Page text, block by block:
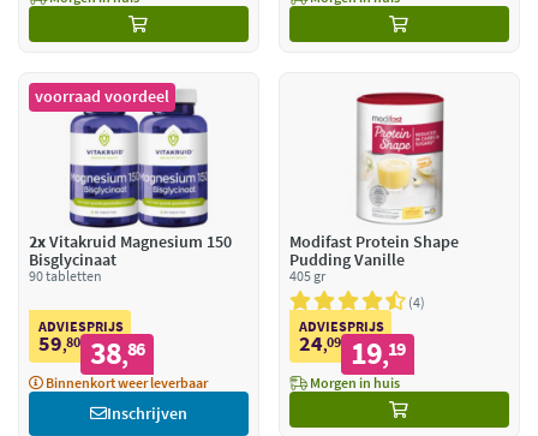
voorraad voordeel
2xVitakruid Magnesium 150
Bisglycinaat
90 tabletten
ADVIESPRIJS
59,80 38,86
Binnenkort weer leverbaar
Inschrijven
Modifast Protein Shape
Pudding Vanille
405 gr
4
ADVIESPRIJS
24,09 19,19
Morgen in huis